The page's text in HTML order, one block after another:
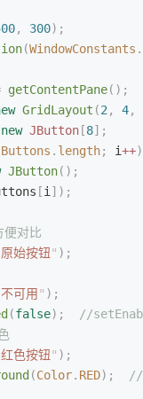
, 300);
(WindowConstants .
getContentPane();
GridLayout (2 , 4,
new JButton [8];
. length; i++)
JButton();
[i ]);
对比
原始按钮" );
不可用 " );
(false);
//
红色按钮" );
(Color. RED);